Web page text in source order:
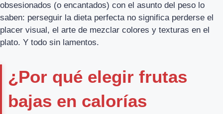
obsesionados (o encantados) con el asunto del peso lo
saben: perseguir la dieta perfecta no significa perderse el
placer visual, el arte de mezclar colores y texturas en el
plato. Y todo sin lamentos.
¿Por qué elegir frutas
bajas en calorías